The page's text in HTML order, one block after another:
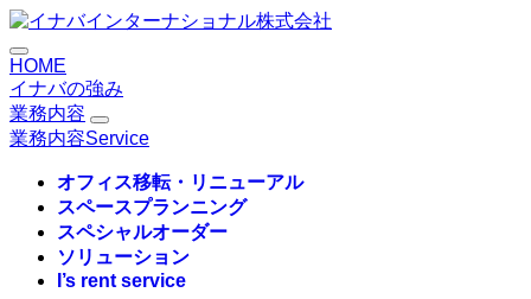
株式会社総合土木コンサル
コ
ン
テ
ン
ツ
に
HOME
イナバの強み
業務内容
業務内容Service
オフィス移転・リニューアル
スペースプランニング
スペシャルオーダー
ソリューション
I’s rent service